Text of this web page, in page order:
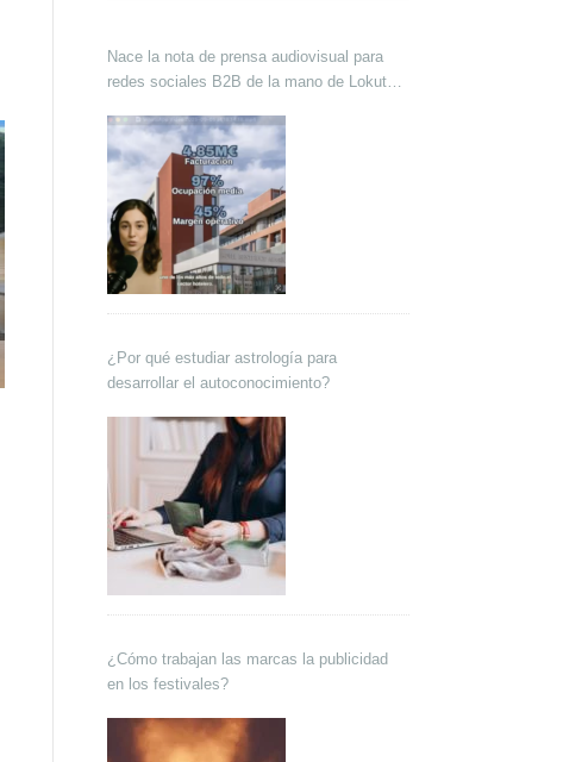
Nace la nota de prensa audiovisual para
redes sociales B2B de la mano de Lokutor
¿Por qué estudiar astrología para
desarrollar el autoconocimiento?
¿Cómo trabajan las marcas la publicidad
en los festivales?